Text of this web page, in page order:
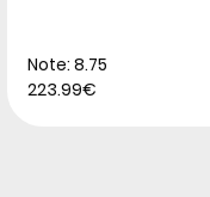
Note: 8.75
223.99€